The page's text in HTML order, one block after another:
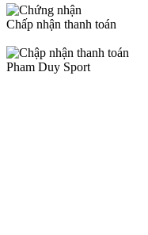
Chấp nhận thanh toán
Pham Duy Sport